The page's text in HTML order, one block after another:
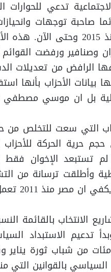
تدعي للحوارات
صاحبة توجهات
واضحة ولكن الحوارات مع الأحزاب
وصنافير ورفضت
الرافض من تعديلات
الأحزاب بأنها
بل ان موسي
التي سعت للتخلص
حرية الحركة للأحزاب
التجربة اثبتت أن 30 يونية لم
وأطلقت ترسانة من
السياسي
الانتخاب بالقائمة
تدعيم الاستبداد
من شباب ثورة يناير
بالقوانين التي